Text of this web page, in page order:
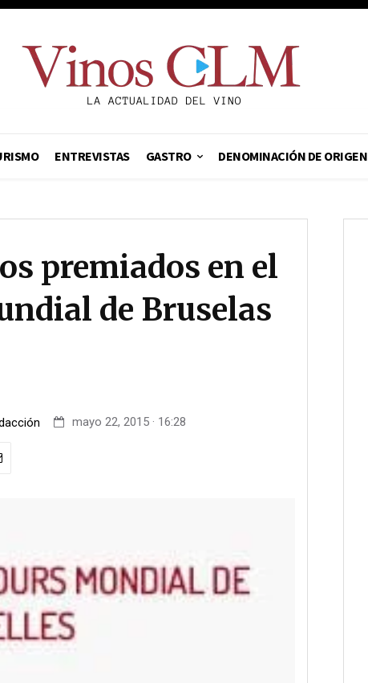
ENTREVISTAS GASTRO DENOMINACIÓN DE ORIGEN
premiados en el
de Bruselas
mayo 22, 2015 · 16:28